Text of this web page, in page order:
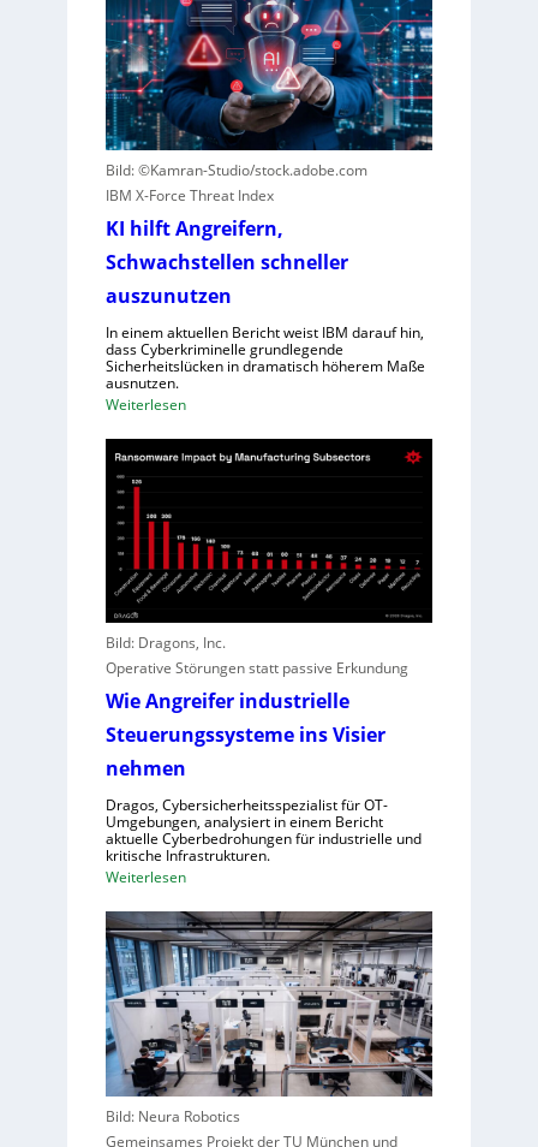
w
ü
r
f
e
w
e
g
e
S
c
l
e
c
t
t
n
g
r
e
s
c
o
u
n
e
n
t
R
g
i
o
l
i
e
c
o
r
f
r
Z
e
t
r
a
l
e
u
r
o
p
Bild: ©Kamran-Studio/stock.adobe.com
IBM X-Force Threat Index
KI hilft Angreifern,
Schwachstellen schneller
auszunutzen
In einem aktuellen Bericht weist IBM darauf hin,
dass Cyberkriminelle grundlegende
Sicherheitslücken in dramatisch höherem Maße
ausnutzen.
Weiterlesen:
I
t
e
i
e
r
n
,
S
c
h
w
a
c
h
s
t
e
l
Bild: Dragons, Inc.
Operative Störungen statt passive Erkundung
Wie Angreifer industrielle
Steuerungssysteme ins Visier
nehmen
Dragos, Cybersicherheitsspezialist für OT-
Umgebungen, analysiert in einem Bericht
aktuelle Cyberbedrohungen für industrielle und
kritische Infrastrukturen.
Weiterlesen:
i
e
A
n
g
r
e
i
f
Bild: Neura Robotics
Gemeinsames Projekt der TU München und